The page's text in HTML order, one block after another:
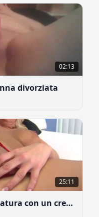
02:13
divorziata
25:11
Ha reso felice la bionda matura con un creampie